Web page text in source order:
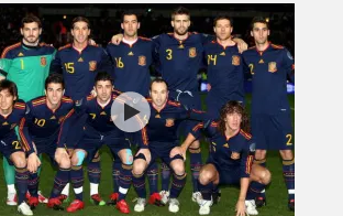
תקנון משתתפים וזוכים בפרסים
תקנון עבור פעילות אלקטרה
תקנון עבור פעילות ספורט 1 – "מרלן"
טניס
גיימינג E-Sports